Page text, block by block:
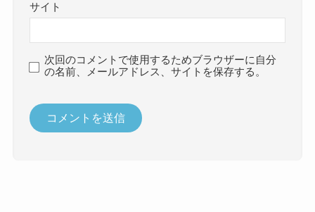
サイト
次回のコメントで使用するためブラウザーに自分
の名前、メールアドレス、サイトを保存する。